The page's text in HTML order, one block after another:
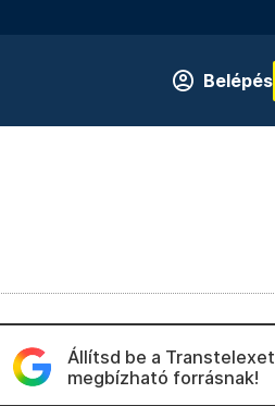
Belépés
Állítsd be a Transtelexet
megbízható forrásnak!